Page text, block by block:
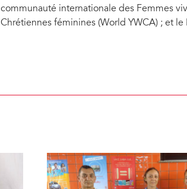
communauté internationale des Femmes
Chrétiennes féminines (World YWCA) ; et